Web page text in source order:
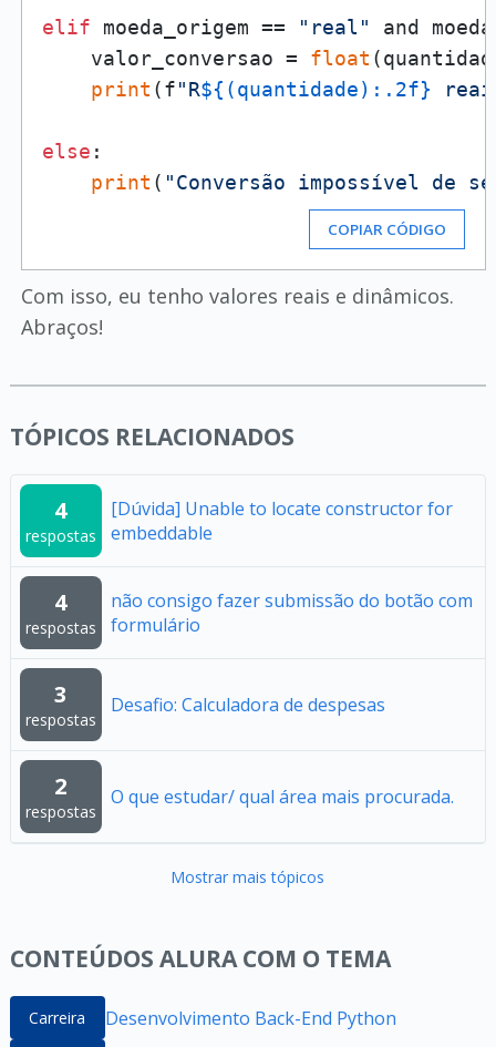
elif moeda_origem == "real"
and
    valor_conversao =
float
print (f"R${(quantidade):.2f}
else :
print ( "Conversão impossível de
COPIAR CÓDIGO
Com isso, eu tenho valores reais e dinâmicos.
Abraços!
TÓPICOS RELACIONADOS
4
respostas
[Dúvida] Unable to locate constructor for
embeddable
4
respostas
não consigo fazer submissão do botão com
formulário
3
respostas
Desafio: Calculadora de despesas
2
respostas
O que estudar/ qual área mais procurada.
Mostrar mais tópicos
CONTEÚDOS ALURA COM O TEMA
Carreira Desenvolvimento Back-End Python